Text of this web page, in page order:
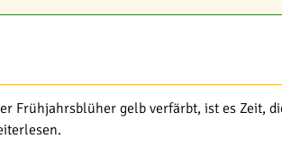
Frühjahrsblüher gelb verfärbt, ist es Zeit,